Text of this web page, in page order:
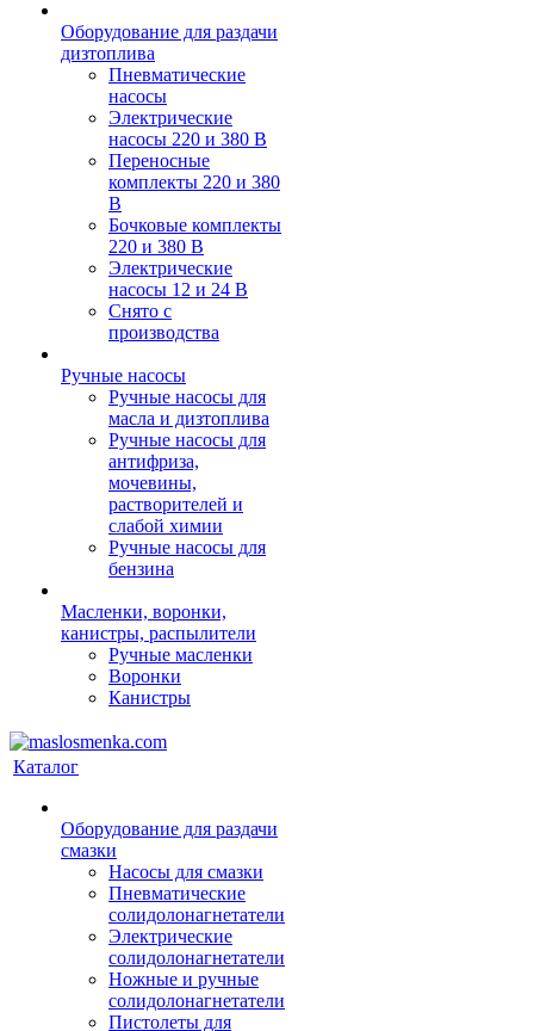
Оборудование для раздачи
дизтоплива
Пневматические
насосы
Электрические
насосы 220 и 380 В
Переносные
комплекты 220 и 380
В
Бочковые комплекты
220 и 380 В
Электрические
насосы 12 и 24 В
Снято с
производства
Ручные насосы
Ручные насосы для
масла и дизтоплива
Ручные насосы для
антифриза,
мочевины,
растворителей и
слабой химии
Ручные насосы для
бензина
Масленки, воронки,
канистры, распылители
Ручные масленки
Воронки
Канистры
Каталог
Оборудование для раздачи
смазки
Насосы для смазки
Пневматические
солидолонагнетатели
Электрические
солидолонагнетатели
Ножные и ручные
солидолонагнетатели
Пистолеты для